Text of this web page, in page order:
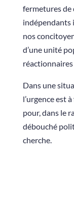
fermetures de
indépendants
nos
d’une unité
réactionnaires
Dans une
l’urgence est
pour, dans le
débouché
cherche.